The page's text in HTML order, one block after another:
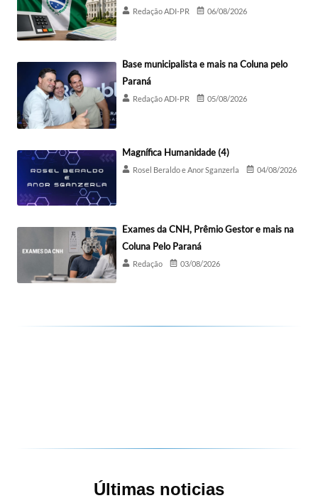
Redação ADI-PR 06/08/2026
Base municipalista e mais na Coluna pelo
Paraná
Redação ADI-PR 05/08/2026
Magnífica Humanidade (4)
Rosel Beraldo e Anor Sganzerla 04/08/2026
Exames da CNH, Prêmio Gestor e mais na
Coluna Pelo Paraná
Redação 03/08/2026
Últimas noticias